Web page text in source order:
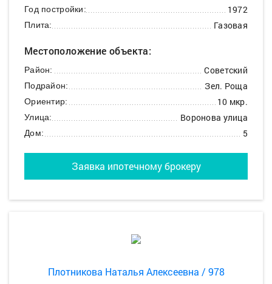
Год постройки: 1972
Плита: Газовая
Местоположение объекта:
Район: Советский
Подрайон: Зел. Роща
Ориентир: 10 мкр.
Улица: Воронова улица
Дом: 5
Заявка ипотечному брокеру
Плотникова Наталья Алексеевна / 978